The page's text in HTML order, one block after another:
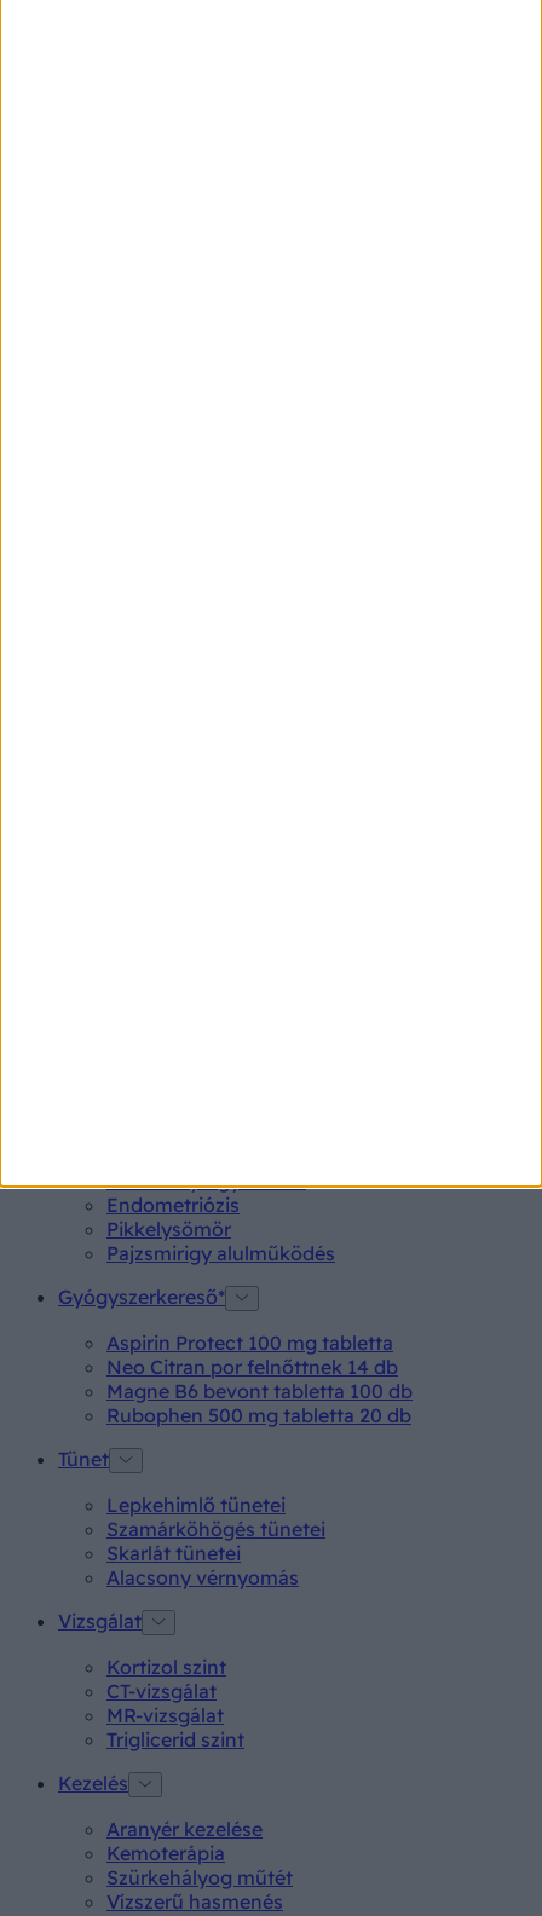
Kötőhártya-gyulladás
Endometriózis
Pikkelysömör
Pajzsmirigy alulműködés
Gyógyszerkereső*
Aspirin Protect 100 mg tabletta
Neo Citran por felnőttnek 14 db
Magne B6 bevont tabletta 100 db
Rubophen 500 mg tabletta 20 db
Tünet
Lepkehimlő tünetei
Szamárköhögés tünetei
Skarlát tünetei
Alacsony vérnyomás
Vizsgálat
Kortizol szint
CT-vizsgálat
MR-vizsgálat
Triglicerid szint
Kezelés
Aranyér kezelése
Kemoterápia
Szürkehályog műtét
Vízszerű hasmenés